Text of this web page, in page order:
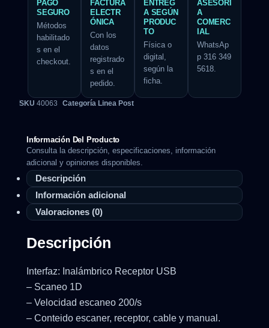
PAGO
SEGURO
Métodos
habilitado
s en el
checkout.
FACTURA
ELECTR
ÓNICA
Con los
datos
registrado
s en el
pedido.
ENTREG
A SEGÚN
PRODUC
TO
Física o
digital,
según la
ficha.
ASESORÍ
A
COMERC
IAL
WhatsAp
p 316 349
5618.
SKU 40063 Categoría Linea Post
Información Del Producto
Consulta la descripción, especificaciones, información
adicional y opiniones disponibles.
Descripción
Información adicional
Valoraciones (0)
Descripción
Interfaz: Inalámbrico Receptor USB
– Scaneo 1D
– Velocidad escaneo 200/s
– Conteido escaner, receptor, cable y manual.